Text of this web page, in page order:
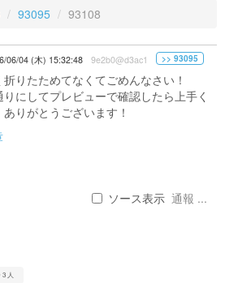
93095 93108
06/04 (木) 15:32:48 9e2b0@d3ac1 >> 93095
りたためてなくてごめんなさい！
にしてプレビューで確認したら上手く
りがとうございます！
ソース表示 通報 ...
人